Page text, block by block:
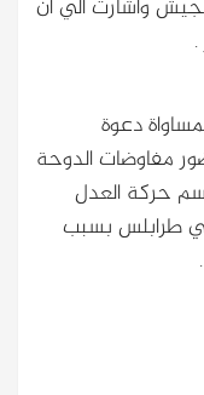
واشارت الي ان
دعوة
مفاوضات الدوحة
حركة العدل
في طرابلس بسبب